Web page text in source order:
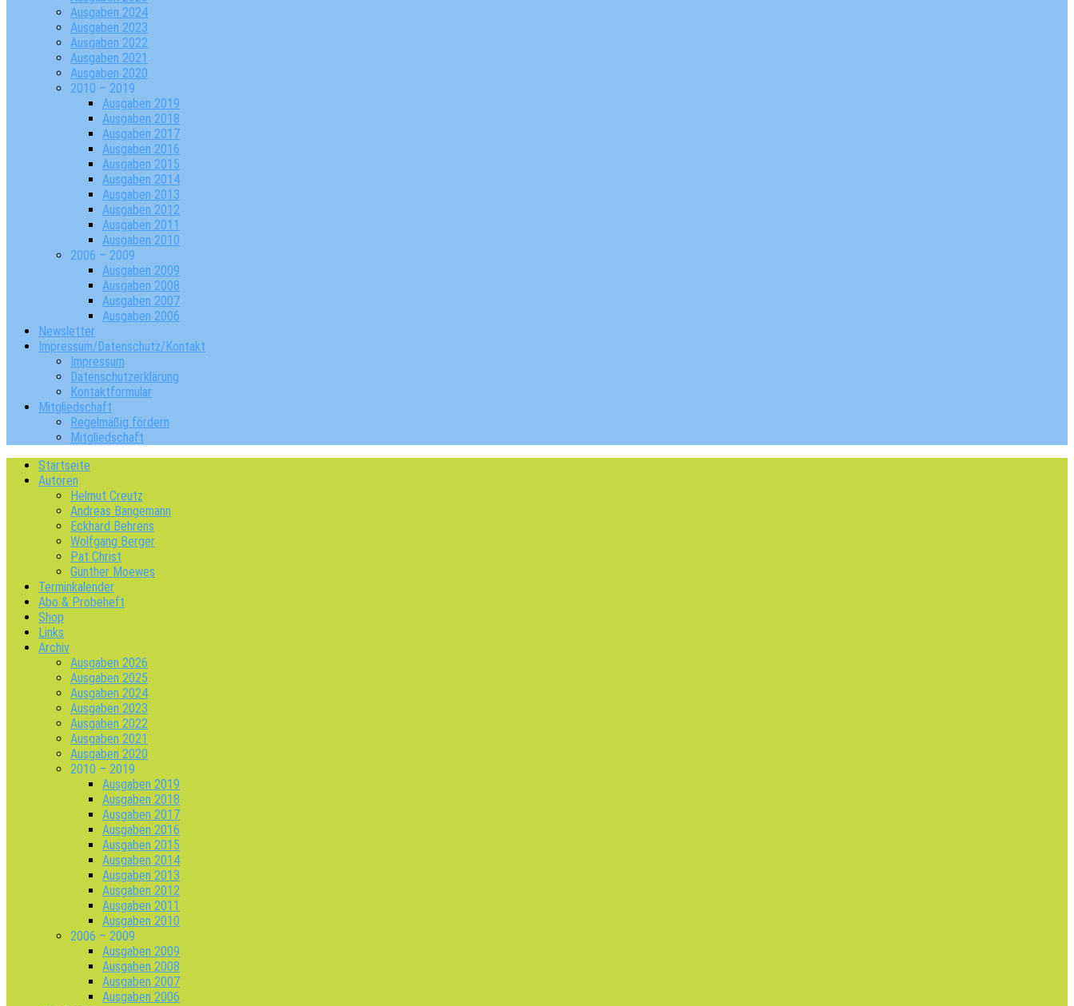
Ausgaben 2024
Ausgaben 2023
Ausgaben 2022
Ausgaben 2021
Ausgaben 2020
2010 – 2019
Ausgaben 2019
Ausgaben 2018
Ausgaben 2017
Ausgaben 2016
Ausgaben 2015
Ausgaben 2014
Ausgaben 2013
Ausgaben 2012
Ausgaben 2011
Ausgaben 2010
2006 – 2009
Ausgaben 2009
Ausgaben 2008
Ausgaben 2007
Ausgaben 2006
Newsletter
Impressum/Datenschutz/Kontakt
Impressum
Datenschutzerklärung
Kontaktformular
Mitgliedschaft
Regelmäßig fördern
Mitgliedschaft
Startseite
Autoren
Helmut Creutz
Andreas Bangemann
Eckhard Behrens
Wolfgang Berger
Pat Christ
Günther Moewes
Terminkalender
Abo & Probeheft
Shop
Links
Archiv
Ausgaben 2026
Ausgaben 2025
Ausgaben 2024
Ausgaben 2023
Ausgaben 2022
Ausgaben 2021
Ausgaben 2020
2010 – 2019
Ausgaben 2019
Ausgaben 2018
Ausgaben 2017
Ausgaben 2016
Ausgaben 2015
Ausgaben 2014
Ausgaben 2013
Ausgaben 2012
Ausgaben 2011
Ausgaben 2010
2006 – 2009
Ausgaben 2009
Ausgaben 2008
Ausgaben 2007
Ausgaben 2006